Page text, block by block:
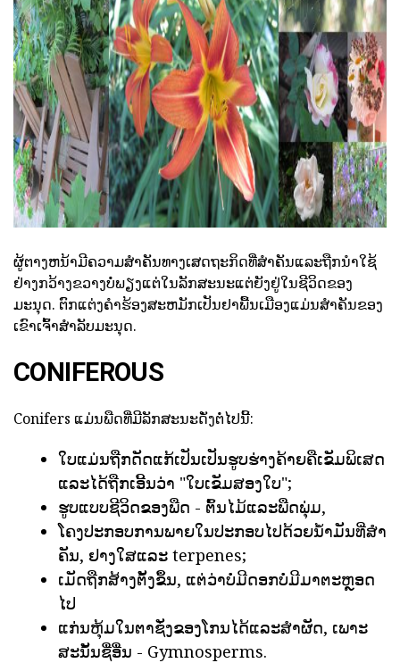
ad
ຜູ້ຕາງຫນ້າມີຄວາມສໍາຄັນທາງເສດຖະກິດທີ່ສໍາຄັນແລະຖືກນໍາໃຊ້
ຢ່າງກວ້າງຂວາງບໍ່ພຽງແຕ່ໃນລັກສະນະແຕ່ຍັງຢູ່ໃນຊີວິດຂອງ
ມະນຸດ. ຕົກແຕ່ງຄໍາຮ້ອງສະຫມັກເປັນຢາພື້ນເມືອງແມ່ນສໍາຄັນຂອງ
ເຂົາເຈົ້າສໍາລັບມະນຸດ.
CONIFEROUS
Conifers ແມ່ນພືດທີ່ມີລັກສະນະດັ່ງຕໍ່ໄປນີ້:
ໃບແມ່ນຖືກດັດແກ້ເປັນເປັນຮູບຮ່າງຄ້າຍຄືເຂັມພິເສດ
ແລະໄດ້ຖືກເອີ້ນວ່າ "ໃບເຂັມສອງໃບ";
ຮູບແບບຊີວິດຂອງພືດ - ຕົ້ນໄມ້ແລະພືດພຸ່ມ,
ໂຄງປະກອບການພາຍໃນປະກອບໄປດ້ວຍນໍ້າມັນທີ່ສໍາ
ຄັນ, ຢາງໃສແລະ terpenes;
ເມັດຖືກສ້າງຕັ້ງຂຶ້ນ, ແຕ່ວ່າບໍ່ມີດອກບໍ່ມີມາຕະຫຼອດ
ໄປ
ແກ່ນຫຸ້ມໃນຕາຊັ່ງຂອງໂກນໄດ້ແລະສໍາຜັດ, ເພາະ
ສະນັ້ນຊື່ອື່ນ - Gymnosperms.